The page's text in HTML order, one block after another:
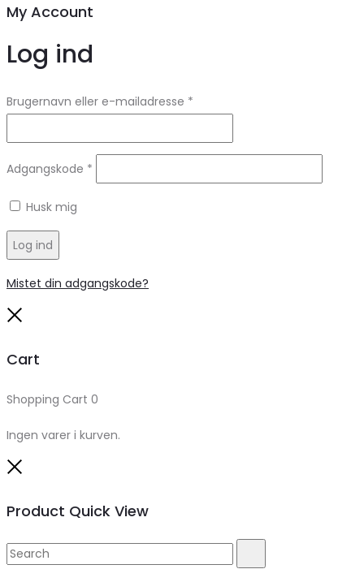
My Account
Log ind
Brugernavn eller e-mailadresse *
Adgangskode *
Husk mig
Log ind
Mistet din adgangskode?
Cart
Shopping Cart 0
Ingen varer i kurven.
Product Quick View
Search